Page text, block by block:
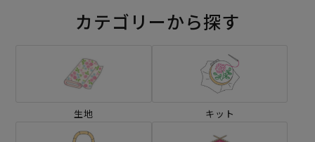
カテゴリーから探す
生地 キット